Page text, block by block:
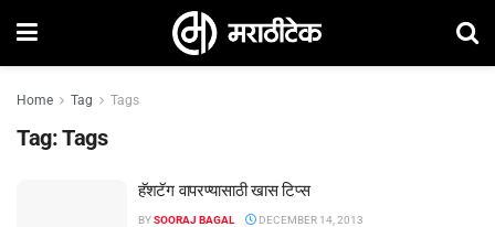
Home Tag Tags
Tag:Tags
हॅशटॅग वापरण्यासाठी खास टिप्स
BYSOORAJ BAGAL DECEMBER 14, 2013